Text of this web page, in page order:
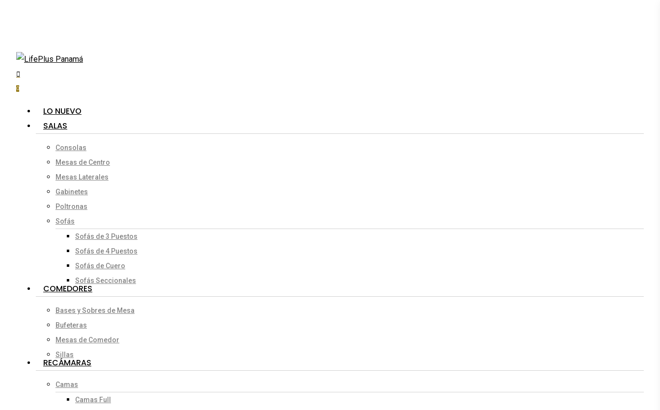
content
search
account
0
LO NUEVO
SALAS
Consolas
Mesas de Centro
Mesas Laterales
Gabinetes
Poltronas
Sofás
Sofás de 3 Puestos
Sofás de 4 Puestos
Sofás de Cuero
Sofás Seccionales
COMEDORES
Bases y Sobres de Mesa
Bufeteras
Mesas de Comedor
Sillas
RECÁMARAS
Camas
Camas Full